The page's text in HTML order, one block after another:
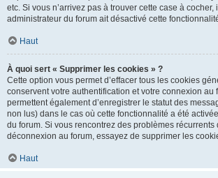
etc. Si vous n’arrivez pas à trouver cette case à cocher,
administrateur du forum ait désactivé cette
Haut
À quoi sert « Supprimer les cookies » ?
Cette option vous permet d’effacer tous les cookies
conservent votre authentification et votre connexion au
permettent également d’enregistrer le statut des
non lus) dans le cas où cette fonctionnalité a été
du forum. Si vous rencontrez des problèmes récurrents
déconnexion au forum, essayez de supprimer les
Haut